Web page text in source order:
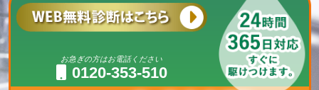
お急ぎの方はお電話ください
0120-353-510